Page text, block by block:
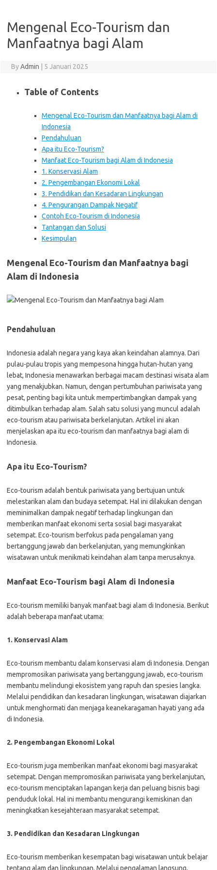
Mengenal Eco-Tourism dan
Manfaatnya bagi Alam
ByAdmin 5 Januari 2025
Table of Contents
Mengenal Eco-Tourism dan Manfaatnya bagi Alam di
Indonesia
Pendahuluan
Apa itu Eco-Tourism?
Manfaat Eco-Tourism bagi Alam di Indonesia
1. Konservasi Alam
2. Pengembangan Ekonomi Lokal
3. Pendidikan dan Kesadaran Lingkungan
4. Pengurangan Dampak Negatif
Contoh Eco-Tourism di Indonesia
Tantangan dan Solusi
Kesimpulan
Mengenal Eco-Tourism dan Manfaatnya bagi
Alam di Indonesia
Pendahuluan
Indonesia adalah negara yang kaya akan keindahan alamnya. Dari
pulau-pulau tropis yang mempesona hingga hutan-hutan yang
lebat, Indonesia menawarkan berbagai macam destinasi wisata alam
yang menakjubkan. Namun, dengan pertumbuhan pariwisata yang
pesat, penting bagi kita untuk mempertimbangkan dampak yang
ditimbulkan terhadap alam. Salah satu solusi yang muncul adalah
eco-tourism atau pariwisata berkelanjutan. Artikel ini akan
menjelaskan apa itu eco-tourism dan manfaatnya bagi alam di
Indonesia.
Apa itu Eco-Tourism?
Eco-tourism adalah bentuk pariwisata yang bertujuan untuk
melestarikan alam dan budaya setempat. Hal ini dilakukan dengan
meminimalkan dampak negatif terhadap lingkungan dan
memberikan manfaat ekonomi serta sosial bagi masyarakat
setempat. Eco-tourism berfokus pada pengalaman yang
bertanggung jawab dan berkelanjutan, yang memungkinkan
wisatawan untuk menikmati keindahan alam tanpa merusaknya.
Manfaat Eco-Tourism bagi Alam di Indonesia
Eco-tourism memiliki banyak manfaat bagi alam di Indonesia. Berikut
adalah beberapa manfaat utama:
1. Konservasi Alam
Eco-tourism membantu dalam konservasi alam di Indonesia. Dengan
mempromosikan pariwisata yang bertanggung jawab, eco-tourism
membantu melindungi ekosistem yang rapuh dan spesies langka.
Melalui pendidikan dan kesadaran lingkungan, wisatawan diajarkan
untuk menghormati dan menjaga keanekaragaman hayati yang ada
di Indonesia.
2. Pengembangan Ekonomi Lokal
Eco-tourism juga memberikan manfaat ekonomi bagi masyarakat
setempat. Dengan mempromosikan pariwisata yang berkelanjutan,
eco-tourism menciptakan lapangan kerja dan peluang bisnis bagi
penduduk lokal. Hal ini membantu mengurangi kemiskinan dan
meningkatkan kesejahteraan masyarakat setempat.
3. Pendidikan dan Kesadaran Lingkungan
Eco-tourism memberikan kesempatan bagi wisatawan untuk belajar
tentang alam dan lingkungan. Melalui pengalaman langsung,